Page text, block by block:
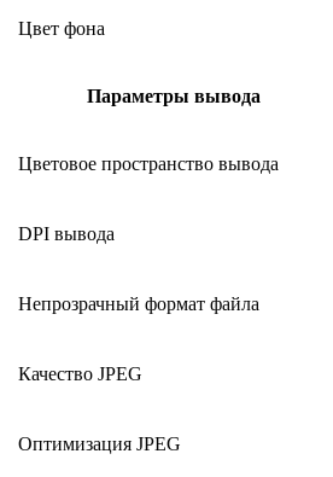
Цвет фона
Параметры вывода
Цветовое пространство вывода
DPI вывода
Непрозрачный формат файла
Качество JPEG
Оптимизация JPEG